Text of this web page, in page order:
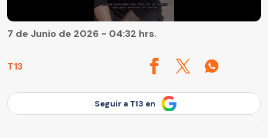
T13
7 de Junio de 2026 - 04:32 hrs.
Seguir a T13 en